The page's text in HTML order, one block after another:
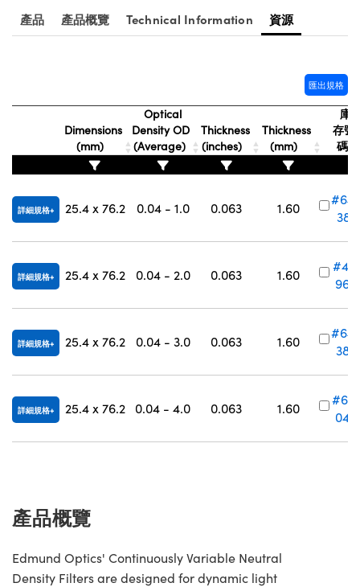
產品 產品概覽 Technical Information 資源
匯出規格
Dimensions
(mm)
Optical
Density OD
(Average)
Thickness
(inches)
Thickness
(mm)
庫
存號
碼
詳細規格 25.4 x 76.2 0.04 - 1.0 0.063 1.60
#64-
381
詳細規格 25.4 x 76.2 0.04 - 2.0 0.063 1.60
#41-
960
詳細規格 25.4 x 76.2 0.04 - 3.0 0.063 1.60
#64-
382
詳細規格 25.4 x 76.2 0.04 - 4.0 0.063 1.60
#63-
048
產品概覽
Edmund Optics' Continuously Variable Neutral
Density Filters are designed for dynamic light